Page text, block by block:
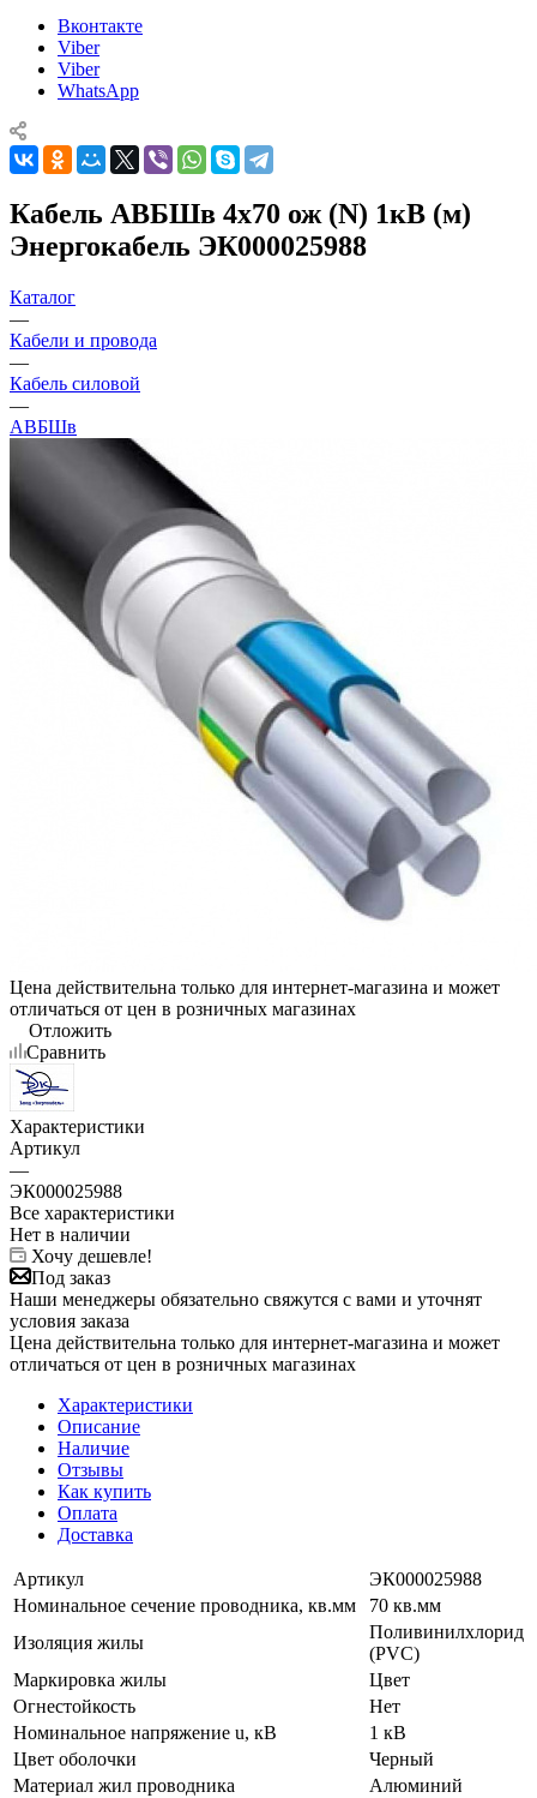
Вконтакте
Viber
Viber
WhatsApp
Кабель АВБШв 4х70 ож (N) 1кВ (м)
Энергокабель ЭК000025988
Каталог
—
Кабели и провода
—
Кабель силовой
—
АВБШв
Цена действительна только для интернет-магазина и может
отличаться от цен в розничных магазинах
Отложить
Сравнить
Характеристики
Артикул
—
ЭК000025988
Все характеристики
Нет в наличии
Хочу дешевле!
Под заказ
Наши менеджеры обязательно свяжутся с вами и уточнят
условия заказа
Цена действительна только для интернет-магазина и может
отличаться от цен в розничных магазинах
Характеристики
Описание
Наличие
Отзывы
Как купить
Оплата
Доставка
Артикул
ЭК000025988
Номинальное сечение проводника, кв.мм
70 кв.мм
Изоляция жилы
Поливинилхлорид
(PVC)
Маркировка жилы
Цвет
Огнестойкость
Нет
Номинальное напряжение u, кВ
1 кВ
Цвет оболочки
Черный
Материал жил проводника
Алюминий